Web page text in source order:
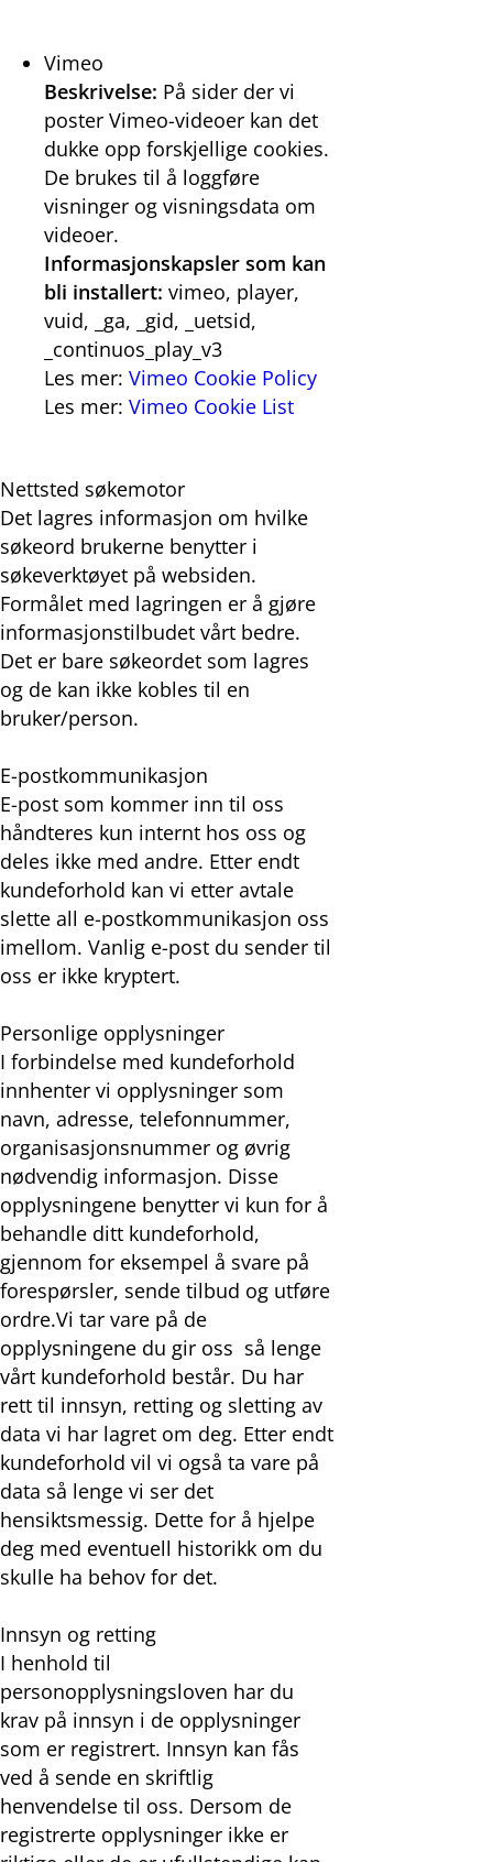
Vimeo
Beskrivelse: På sider der vi
poster Vimeo-videoer kan det
dukke opp forskjellige cookies.
De brukes til å loggføre
visninger og visningsdata om
videoer.
Informasjonskapsler som kan
bli installert: vimeo, player,
vuid, _ga, _gid, _uetsid,
_continuos_play_v3
Les mer: Vimeo Cookie Policy
Les mer: Vimeo Cookie List
Nettsted søkemotor
Det lagres informasjon om hvilke
søkeord brukerne benytter i
søkeverktøyet på websiden.
Formålet med lagringen er å gjøre
informasjonstilbudet vårt bedre.
Det er bare søkeordet som lagres
og de kan ikke kobles til en
bruker/person.
E-postkommunikasjon
E-post som kommer inn til oss
håndteres kun internt hos oss og
deles ikke med andre. Etter endt
kundeforhold kan vi etter avtale
slette all e-postkommunikasjon oss
imellom. Vanlig e-post du sender til
oss er ikke kryptert.
Personlige opplysninger
I forbindelse med kundeforhold
innhenter vi opplysninger som
navn, adresse, telefonnummer,
organisasjonsnummer og øvrig
nødvendig informasjon. Disse
opplysningene benytter vi kun for å
behandle ditt kundeforhold,
gjennom for eksempel å svare på
forespørsler, sende tilbud og utføre
ordre.Vi tar vare på de
opplysningene du gir oss så lenge
vårt kundeforhold består. Du har
rett til innsyn, retting og sletting av
data vi har lagret om deg. Etter endt
kundeforhold vil vi også ta vare på
data så lenge vi ser det
hensiktsmessig. Dette for å hjelpe
deg med eventuell historikk om du
skulle ha behov for det.
Innsyn og retting
I henhold til
personopplysningsloven har du
krav på innsyn i de opplysninger
som er registrert. Innsyn kan fås
ved å sende en skriftlig
henvendelse til oss. Dersom de
registrerte opplysninger ikke er